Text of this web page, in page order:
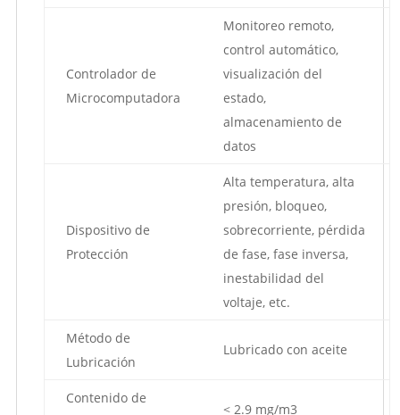
Controlador de
Microcomputadora
Monitoreo remoto,
control automático,
visualización del
estado,
almacenamiento de
datos
Dispositivo de
Protección
Alta temperatura, alta
presión, bloqueo,
sobrecorriente, pérdida
de fase, fase inversa,
inestabilidad del
voltaje, etc.
Método de
Lubricación
Lubricado con aceite
Contenido de
< 2.9 mg/m3